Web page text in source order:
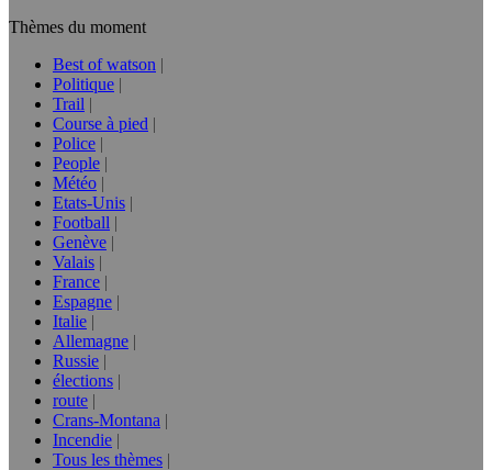
Thèmes du moment
Best of watson
Politique
Trail
Course à pied
Police
People
Météo
Etats-Unis
Football
Genève
Valais
France
Espagne
Italie
Allemagne
Russie
élections
route
Crans-Montana
Incendie
Tous les thèmes